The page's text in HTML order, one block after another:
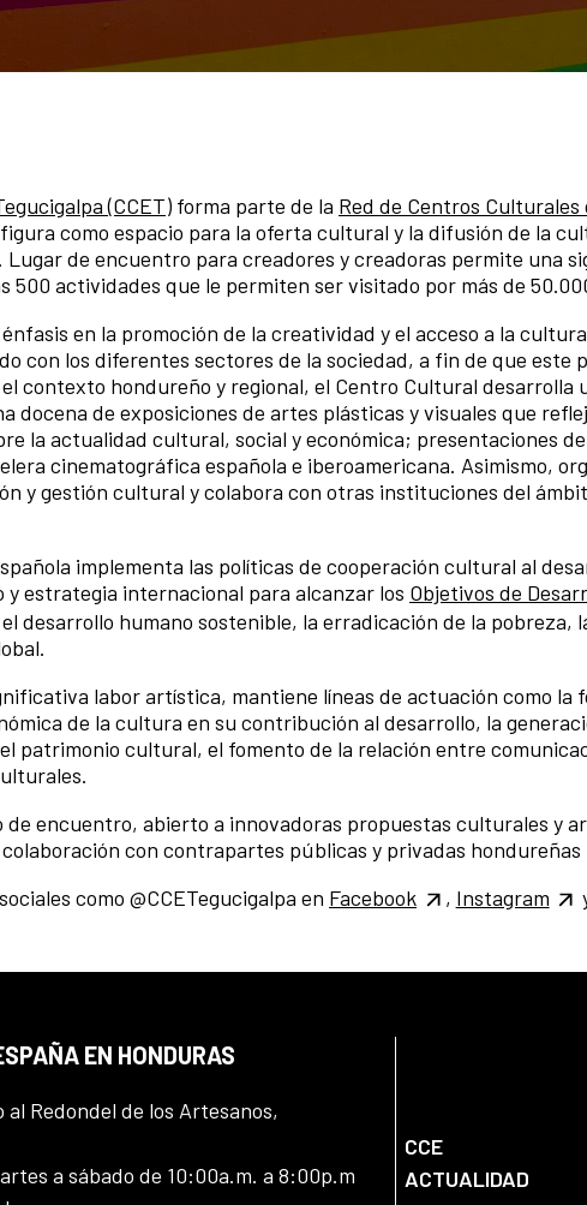
(CCET) forma parte de la Red de Centros
como espacio para la oferta cultural y la difusión de la
Lugar de encuentro para creadores y creadoras permite una
500 actividades que le permiten ser visitado por más de
en la promoción de la creatividad y el acceso a la
con los diferentes sectores de la sociedad, a fin de que
contexto hondureño y regional, el Centro Cultural
docena de exposiciones de artes plásticas y visuales que
la actualidad cultural, social y económica; presentaciones
cinematográfica española e iberoamericana. Asimismo,
y gestión cultural y colabora con otras instituciones del
implementa las políticas de cooperación cultural al
y estrategia internacional para alcanzar los Objetivos de
desarrollo humano sostenible, la erradicación de la pobreza,
labor artística, mantiene líneas de actuación como
de la cultura en su contribución al desarrollo, la
patrimonio cultural, el fomento de la relación entre
de encuentro, abierto a innovadoras propuestas culturales y
con contrapartes públicas y privadas
como @CCETegucigalpa en Facebook , Instagram
EN HONDURAS
al Redondel de los Artesanos,
a sábado de 10:00a.m. a 8:00p.m
CCE
ACTUALIDAD